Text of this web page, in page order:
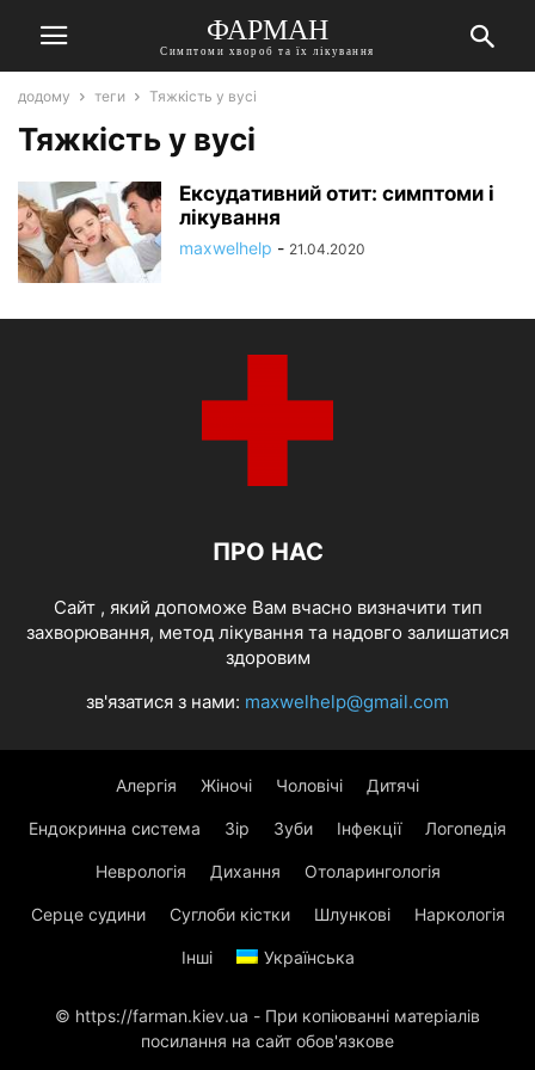
ФАРМАН
Симптоми хвороб та їх лікування
додому теги Тяжкість у вусі
Тяжкість у вусі
Ексудативний отит: симптоми і
лікування
maxwelhelp - 21.04.2020
ПРО НАС
Cайт , який допоможе Вам вчасно визначити тип
захворювання, метод лікування та надовго залишатися
здоровим
зв'язатися з нами: maxwelhelp@gmail.com
Алергія Жіночі Чоловічі Дитячі
Ендокринна система Зір Зуби Інфекції Логопедія
Неврологія Дихання Отоларингологія
Серце судини Суглоби кістки Шлункові Наркологія
Інші Українська
© https://farman.kiev.ua - При копіюванні матеріалів
посилання на сайт обов'язкове